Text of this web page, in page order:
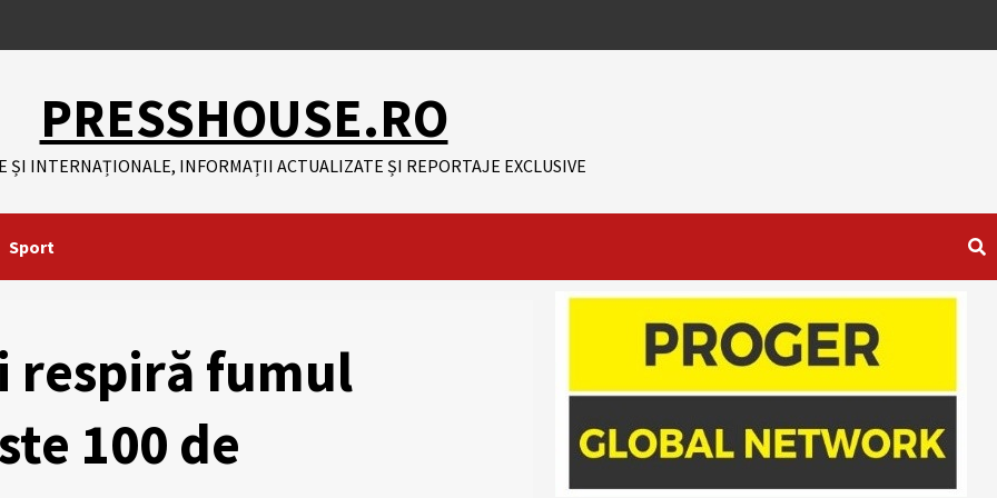
PRESSHOUSE.RO
ȘI INTERNAȚIONALE, INFORMAȚII ACTUALIZATE ȘI REPORTAJE EXCLUSIVE
Sport
respiră fumul
100 de